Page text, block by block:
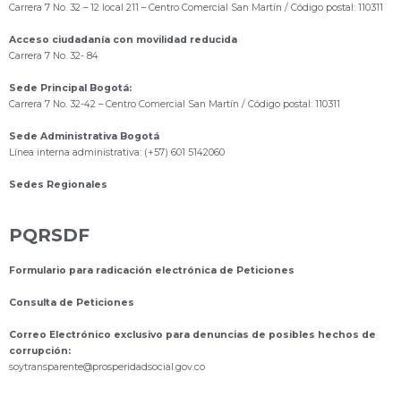
Carrera 7 No. 32 – 12 local 211 – Centro Comercial San Martín / Código postal: 110311
Acceso ciudadanía con movilidad reducida
Carrera 7 No. 32- 84
Sede Principal Bogotá:
Carrera 7 No. 32-42 – Centro Comercial San Martín / Código postal: 110311
Sede Administrativa Bogotá
Línea interna administrativa: (+57) 601 5142060
Sedes Regionales
PQRSDF
Formulario para radicación electrónica de Peticiones
Consulta de Peticiones
Correo Electrónico exclusivo para denuncias de posibles hechos de
corrupción:
soytransparente@prosperidadsocial.gov.co